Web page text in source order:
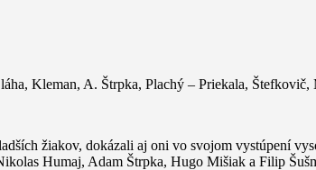
Kleman, A. Štrpka, Plachý – Priekala, Štefkovič,
žiakov, dokázali aj oni vo svojom vystúpení
Humaj, Adam Štrpka, Hugo Mišiak a Filip